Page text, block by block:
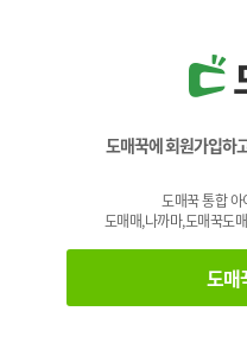
도매꾹에 회원가입하
도매꾹 통합
도매매,나까마,도매꾹도
도매